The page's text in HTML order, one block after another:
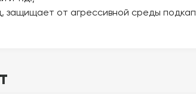
защищает от агрессивной среды